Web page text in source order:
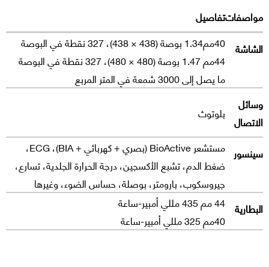
مواصفاتتفاصيل
الشاشة 40مم1.34 بوصة (438 × 438)، 327 نقطة في البوصة
44مم 1.47 بوصة (480 × 480)، 327 نقطة في البوصة
ما يصل إلى 3000 شمعة في المتر المربع
وسائل
الاتصال بلوتوث
سينسور
مستشعر BioActive (بصري + كهربائي + BIA)، ECG،
ضغط الدم، تشبع الأكسجين، درجة الحرارة الجلدية، تسارع،
جيروسكوب، بارومتر، بوصلة، حساس الضوء، وغيرها
البطارية 44 مم 435 مللي أمبير-ساعة
40مم 325 مللي أمبير-ساعة